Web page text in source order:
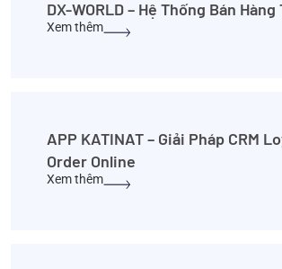
DX-WORLD – Hệ Thống Bán Hàng
Xem thêm
APP KATINAT – Giải Pháp CRM
Order Online
Xem thêm